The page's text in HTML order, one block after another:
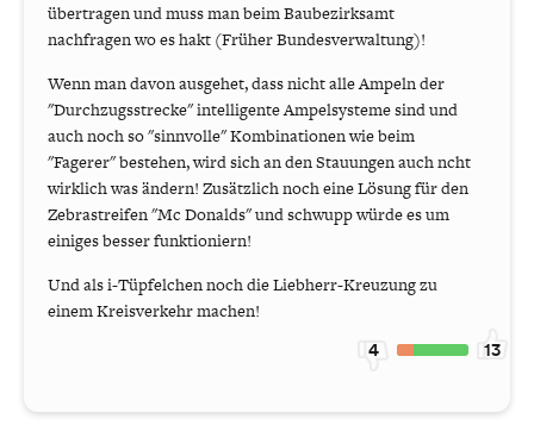
übertragen und muss man beim Baubezirksamt
nachfragen wo es hakt (Früher Bundesverwaltung)!
Wenn man davon ausgehet, dass nicht alle Ampeln der
"Durchzugsstrecke" intelligente Ampelsysteme sind und
auch noch so "sinnvolle" Kombinationen wie beim
"Fagerer" bestehen, wird sich an den Stauungen auch ncht
wirklich was ändern! Zusätzlich noch eine Lösung für den
Zebrastreifen "Mc Donalds" und schwupp würde es um
einiges besser funktioniern!
Und als i-Tüpfelchen noch die Liebherr-Kreuzung zu
einem Kreisverkehr machen!
4 13